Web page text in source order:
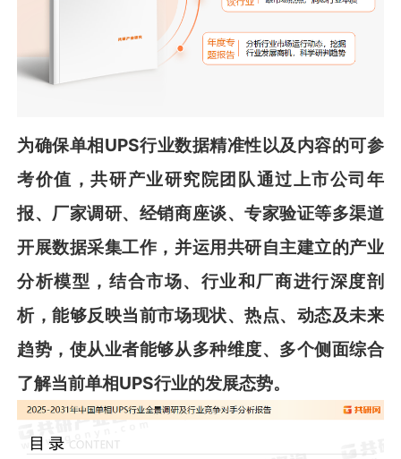
为确保单相UPS行业数据精准性以及内容的可参
考价值，共研产业研究院团队通过上市公司年
报、厂家调研、经销商座谈、专家验证等多渠道
开展数据采集工作，并运用共研自主建立的产业
分析模型，结合市场、行业和厂商进行深度剖
析，能够反映当前市场现状、热点、动态及未来
趋势，使从业者能够从多种维度、多个侧面综合
了解当前单相UPS行业的发展态势。